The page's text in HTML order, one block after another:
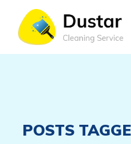
POSTS